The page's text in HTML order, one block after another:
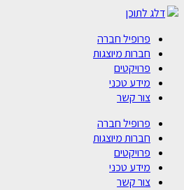
דלג לתוכן
פרופיל חברה
חברות מיוצגות
פרויקטים
מידע טכני
צור קשר
פרופיל חברה
חברות מיוצגות
פרויקטים
מידע טכני
צור קשר